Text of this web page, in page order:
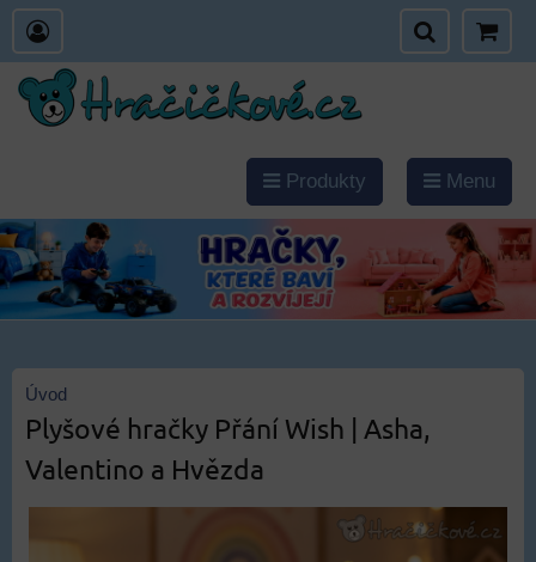
Produkty Menu
Úvod
Plyšové hračky Přání Wish | Asha,
Valentino a Hvězda